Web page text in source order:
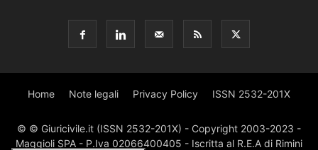
Home Note legali Privacy Policy ISSN 2532-201X
© © Giuricivile.it (ISSN 2532-201X) - Copyright 2003-2023 -
Maggioli SPA - P.Iva 02066400405 - Iscritta al R.E.A di Rimini